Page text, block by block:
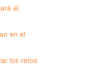
el
en el
los retos